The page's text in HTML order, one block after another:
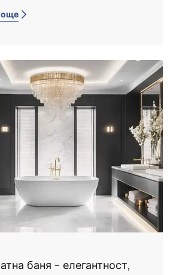
В статията
баня, вдъхновена от
нюанс на бяло.
още
баня – елегантност,